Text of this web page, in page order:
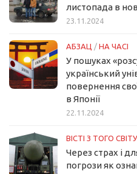
листопада в
23.11.2024
АБЗАЦ / НА ЧАСІ
У пошуках
український
повернення
в Японії
22.11.2024
ВІСТІ З ТОГО СВІТУ
Через страх і
погрози як